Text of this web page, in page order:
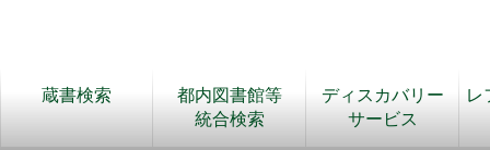
蔵書検索
都内図書館等
統合検索
ディスカバリー
サービス
レ